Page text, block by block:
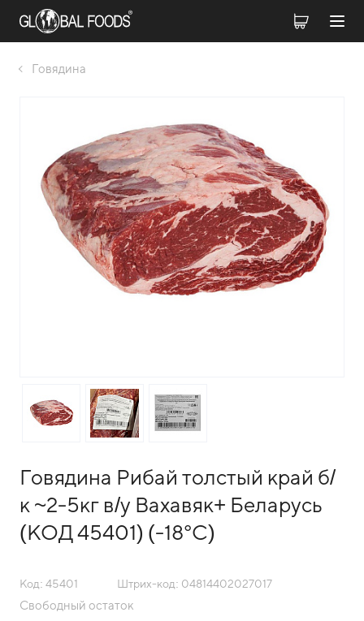
Говядина
Говядина Рибай толстый край б/
к ~2-5кг в/у Вахавяк+ Беларусь
(КОД 45401) (-18°С)
Код: 45401 Штрих-код: 04814402027017
Свободный остаток